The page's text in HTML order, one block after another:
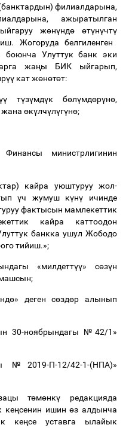
филиалдарына,
ажыратылган
жөнүндө өтүнүчтү
Жогоруда белгиленген
Улуттук банк эки
жаңы БИК ыйгарып,
үү кат жөнөтөт:
түзүмдүк бөлүмдөрүнө,
өкүлчүлүгүнө;
министрлигинин
кайра уюштуруу жол-
үч жумуш күнү ичинде
фактысын мамлекеттик
кайра каттоодон
банкка ушул Жободо
тийиш.»;
«милдеттүү» сөзүн
ндө» деген сөздөр алынып
30-ноябрындагы №42/1»
№2019-П-12/42-1-(НПА)»
төмөнкү редакцияда
кеңсенин ишинөз алдынча
кеңсе уставга ылайык